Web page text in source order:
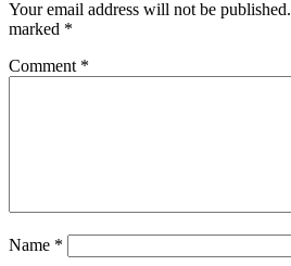
Your email address will not be published.
marked *
Comment *
Name *